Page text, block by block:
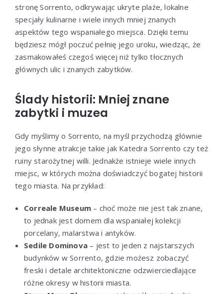
stronę Sorrento, odkrywając ukryte plaże, lokalne
specjały kulinarne i wiele innych mniej znanych
aspektów tego wspaniałego miejsca. Dzięki temu
będziesz mógł poczuć pełnię jego uroku, wiedząc, że
zasmakowałeś czegoś więcej niż tylko tłocznych
głównych ulic i znanych zabytków.
Ślady historii: Mniej znane
zabytki i muzea
Gdy myślimy o Sorrento, na myśl przychodzą głównie
jego słynne atrakcje takie jak Katedra Sorrento czy też
ruiny starożytnej willi. Jednakże istnieje wiele innych
miejsc, w których można doświadczyć bogatej historii
tego miasta. Na przykład:
Correale Museum – choć może nie jest tak znane,
to jednak jest domem dla wspaniałej kolekcji
porcelany, malarstwa i antyków.
Sedile Dominova – jest to jeden z najstarszych
budynków w Sorrento, gdzie możesz zobaczyć
freski i detale architektoniczne odzwierciedlające
różne okresy w historii miasta.